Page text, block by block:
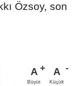
Özsoy, son
A
Büyüt
A
Küçült